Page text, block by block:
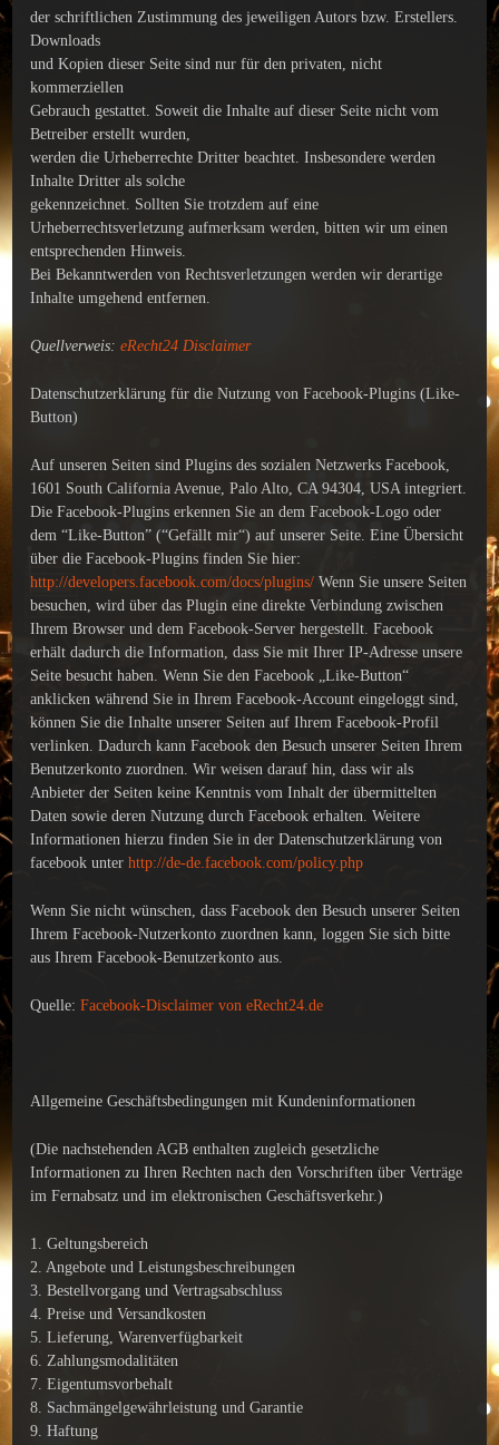
der schriftlichen Zustimmung des jeweiligen Autors bzw. Erstellers.
Downloads
und Kopien dieser Seite sind nur für den privaten, nicht
kommerziellen
Gebrauch gestattet. Soweit die Inhalte auf dieser Seite nicht vom
Betreiber erstellt wurden,
werden die Urheberrechte Dritter beachtet. Insbesondere werden
Inhalte Dritter als solche
gekennzeichnet. Sollten Sie trotzdem auf eine
Urheberrechtsverletzung aufmerksam werden, bitten wir um einen
entsprechenden Hinweis.
Bei Bekanntwerden von Rechtsverletzungen werden wir derartige
Inhalte umgehend entfernen.
Quellverweis: eRecht24 Disclaimer
Datenschutzerklärung für die Nutzung von Facebook-Plugins (Like-
Button)
Auf unseren Seiten sind Plugins des sozialen Netzwerks Facebook,
1601 South California Avenue, Palo Alto, CA 94304, USA integriert.
Die Facebook-Plugins erkennen Sie an dem Facebook-Logo oder
dem “Like-Button” (“Gefällt mir“) auf unserer Seite. Eine Übersicht
über die Facebook-Plugins finden Sie hier:
http://developers.facebook.com/docs/plugins/ Wenn Sie unsere Seiten
besuchen, wird über das Plugin eine direkte Verbindung zwischen
Ihrem Browser und dem Facebook-Server hergestellt. Facebook
erhält dadurch die Information, dass Sie mit Ihrer IP-Adresse unsere
Seite besucht haben. Wenn Sie den Facebook „Like-Button“
anklicken während Sie in Ihrem Facebook-Account eingeloggt sind,
können Sie die Inhalte unserer Seiten auf Ihrem Facebook-Profil
verlinken. Dadurch kann Facebook den Besuch unserer Seiten Ihrem
Benutzerkonto zuordnen. Wir weisen darauf hin, dass wir als
Anbieter der Seiten keine Kenntnis vom Inhalt der übermittelten
Daten sowie deren Nutzung durch Facebook erhalten. Weitere
Informationen hierzu finden Sie in der Datenschutzerklärung von
facebook unter http://de-de.facebook.com/policy.php
Wenn Sie nicht wünschen, dass Facebook den Besuch unserer Seiten
Ihrem Facebook-Nutzerkonto zuordnen kann, loggen Sie sich bitte
aus Ihrem Facebook-Benutzerkonto aus.
Quelle: Facebook-Disclaimer von eRecht24.de
Allgemeine Geschäftsbedingungen mit Kundeninformationen
(Die nachstehenden AGB enthalten zugleich gesetzliche
Informationen zu Ihren Rechten nach den Vorschriften über Verträge
im Fernabsatz und im elektronischen Geschäftsverkehr.)
1. Geltungsbereich
2. Angebote und Leistungsbeschreibungen
3. Bestellvorgang und Vertragsabschluss
4. Preise und Versandkosten
5. Lieferung, Warenverfügbarkeit
6. Zahlungsmodalitäten
7. Eigentumsvorbehalt
8. Sachmängelgewährleistung und Garantie
9. Haftung